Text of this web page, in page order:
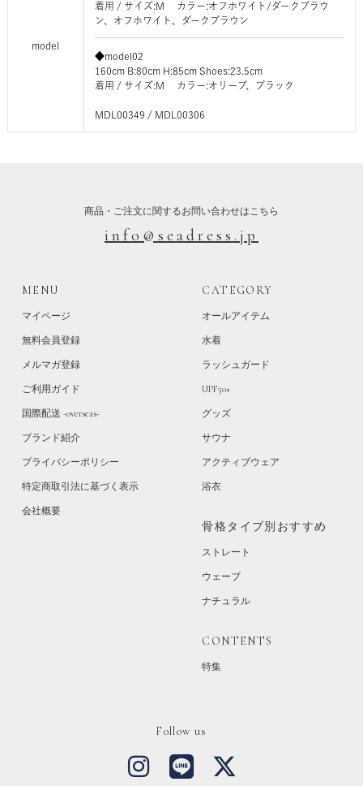
model
着用 / サイズ:M カラー:オフホワイト/ダークブラウ
ン、オフホワイト、ダークブラウン
◆model02
160cm B:80cm H:85cm Shoes:23.5cm
着用 / サイズ:M カラー:オリーブ、ブラック
MDL00349 / MDL00306
商品・ご注文に関するお問い合わせはこちら
info@seadress.jp
MENU
マイページ
無料会員登録
メルマガ登録
ご利用ガイド
国際配送 -overseas-
ブランド紹介
プライバシーポリシー
特定商取引法に基づく表示
会社概要
CATEGORY
オールアイテム
水着
ラッシュガード
UPF50+
グッズ
サウナ
アクティブウェア
浴衣
骨格タイプ別おすすめ
ストレート
ウェーブ
ナチュラル
CONTENTS
特集
Follow us